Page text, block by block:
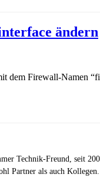
ändern
Firewall-Namen
Technik-Freund, seit
Partner als auch Kollegen.